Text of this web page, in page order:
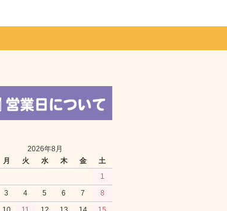
2026年8月
月 火 水 木 金
土
1
3 4 5 6 7
8